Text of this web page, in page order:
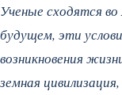
Ученые сходятся
будущем, эти
возникновения
земная